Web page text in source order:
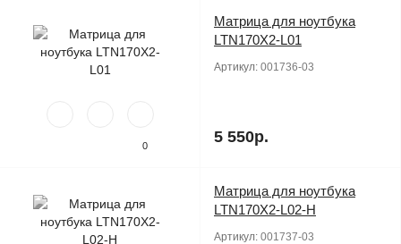
0
Матрица для ноутбука
LTN170X2-L01
Артикул: 001736-03
5 550р.
Матрица для ноутбука
LTN170X2-L02-H
Артикул: 001737-03